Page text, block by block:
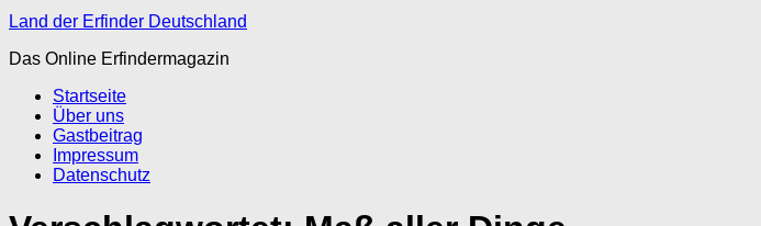
Land der Erfinder Deutschland
Das Online Erfindermagazin
Startseite
Über uns
Gastbeitrag
Impressum
Datenschutz